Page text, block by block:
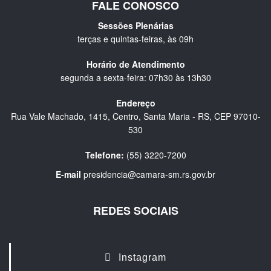
FALE CONOSCO
Sessões Plenárias
terças e quintas-feiras, às 09h
Horário de Atendimento
segunda a sexta-feira: 07h30 às 13h30
Endereço
Rua Vale Machado, 1415, Centro, Santa Maria - RS, CEP 97010-
530
Telefone: (55) 3220-7200
E-mail presidencia@camara-sm.rs.gov.br
REDES SOCIAIS
Instagram